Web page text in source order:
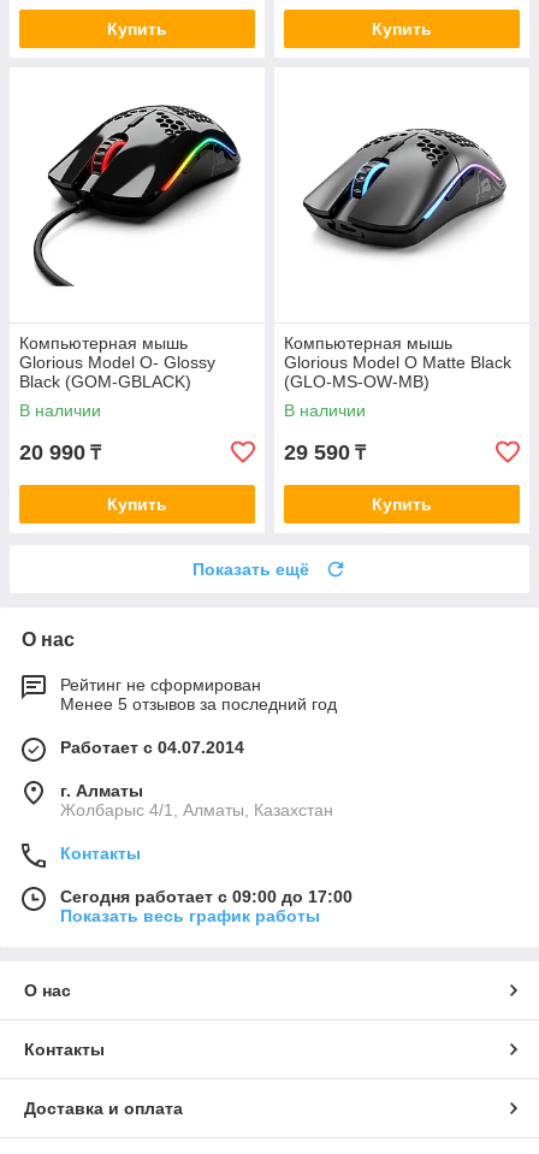
Купить Купить
Компьютерная мышь
Glorious Model O- Glossy
Black (GOM-GBLACK)
В наличии
20 990 ₸
Купить
Компьютерная мышь
Glorious Model O Matte Black
(GLO-MS-OW-MB)
В наличии
29 590 ₸
Купить
Показать ещё
О нас
Рейтинг не сформирован
Менее 5 отзывов за последний год
Работает с 04.07.2014
г. Алматы
Жолбарыс 4/1, Алматы, Казахстан
Контакты
Сегодня работает с 09:00 до 17:00
Показать весь график работы
О нас
Контакты
Доставка и оплата